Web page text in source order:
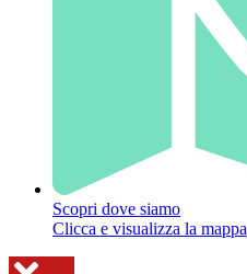
Scopri dove siamo
Clicca e visualizza la mappa